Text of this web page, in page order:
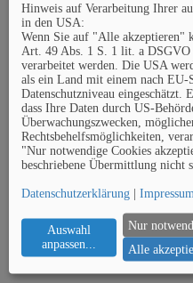
Hinweis auf Verarbeitung Ihrer
in den USA:
Wenn Sie auf "Alle akzeptieren"
Art. 49 Abs. 1 S. 1 lit. a DSGVO
verarbeitet werden. Die USA
als ein Land mit einem nach EU-
Datenschutzniveau eingeschätzt.
dass Ihre Daten durch US-
Überwachungszwecken,
Rechtsbehelfsmöglichkeiten,
"Nur notwendige Cookies
beschriebene Übermittlung nicht
Datenschutzerklärung | Impressum
Auswahl
anpassen
Nur
Alle